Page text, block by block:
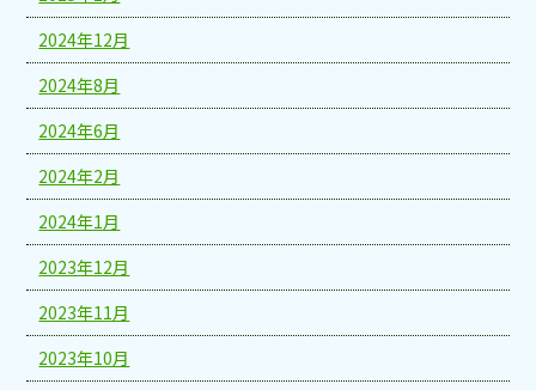
2024年12月
2024年8月
2024年6月
2024年2月
2024年1月
2023年12月
2023年11月
2023年10月